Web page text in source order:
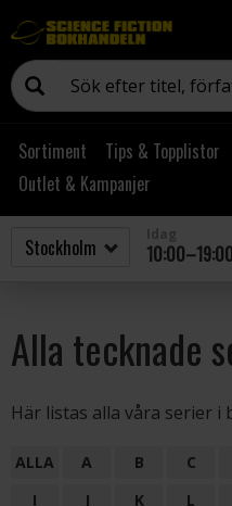
Sortiment Tips & Topplistor
Outlet & Kampanjer
10:00–19:00
Alla tecknade
Här listas alla våra serier i
ALLA A B C
I
J K L